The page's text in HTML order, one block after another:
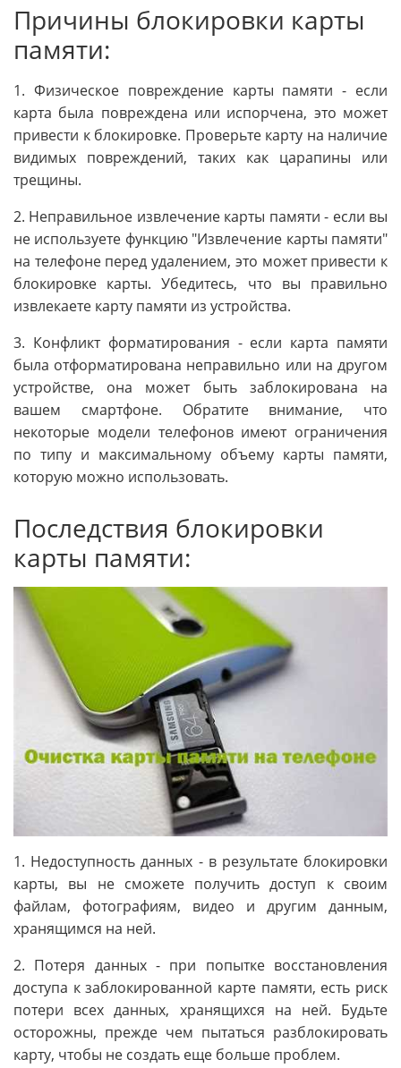
Причины блокировки карты
памяти:
1. Физическое повреждение карты памяти - если
карта была повреждена или испорчена, это может
привести к блокировке. Проверьте карту на наличие
видимых повреждений, таких как царапины или
трещины.
2. Неправильное извлечение карты памяти - если вы
не используете функцию "Извлечение карты памяти"
на телефоне перед удалением, это может привести к
блокировке карты. Убедитесь, что вы правильно
извлекаете карту памяти из устройства.
3. Конфликт форматирования - если карта памяти
была отформатирована неправильно или на другом
устройстве, она может быть заблокирована на
вашем смартфоне. Обратите внимание, что
некоторые модели телефонов имеют ограничения
по типу и максимальному объему карты памяти,
которую можно использовать.
Последствия блокировки
карты памяти:
1. Недоступность данных - в результате блокировки
карты, вы не сможете получить доступ к своим
файлам, фотографиям, видео и другим данным,
хранящимся на ней.
2. Потеря данных - при попытке восстановления
доступа к заблокированной карте памяти, есть риск
потери всех данных, хранящихся на ней. Будьте
осторожны, прежде чем пытаться разблокировать
карту, чтобы не создать еще больше проблем.